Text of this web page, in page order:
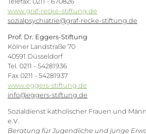
www.graf-recke-stiftung.de
sozialpsychiatrie@graf-recke-stiftung.de
Prof. Dr. Eggers-Stiftung
Kölner Landstraße 70
40591 Düsseldorf
Tel. 0211 - 54281936
Fax 0211 - 54281937
www.eggers-stiftung.de
info@eggers-stiftung.de
Sozialdienst katholischer Frauen und
e.V.
Beratung für Jugendliche und junge